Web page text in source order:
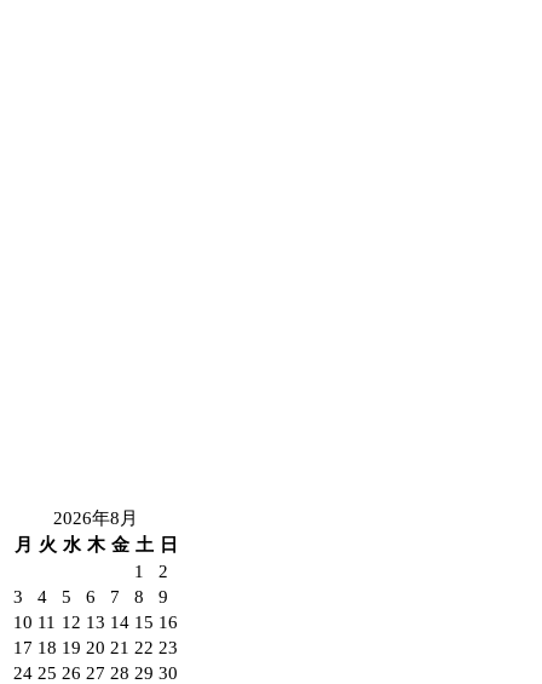
2026年8月
月
火 水 木 金 土
日
1
2
3
4 5 6 7 8
9
10 11 12 13 14 15 16
17 18 19 20 21 22 23
24 25 26 27 28 29 30